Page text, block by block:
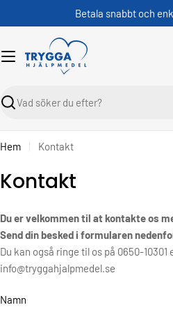
Betala snabbt och
Sök
Hem Kontakt
Kontakt
Du er velkommen til at kontakte os
Send din besked i formularen
Du kan også ringe til os på 0650-10301
info@tryggahjalpmedel.se
K
Namn